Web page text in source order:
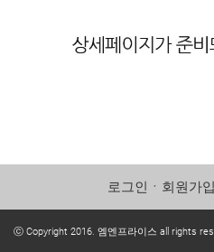
로그인 ㆍ 회원가입
ⓒ Copyright 2016. 엠엔프라이스 all rights